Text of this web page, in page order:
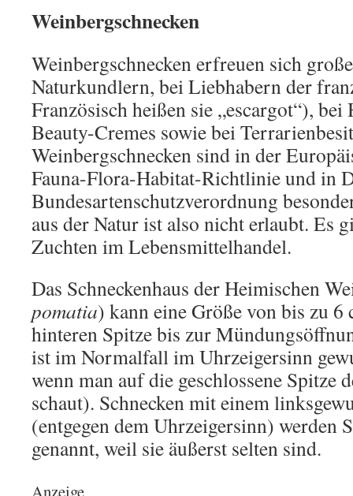
Weinbergschnecken
Weinbergschnecken erfreuen sich
Naturkundlern, bei Liebhabern der
Französisch heißen sie „escargot“),
Beauty-Cremes sowie bei
Weinbergschnecken sind in der
Fauna-Flora-Habitat-Richtlinie und in
Bundesartenschutzverordnung
aus der Natur ist also nicht erlaubt. Es
Zuchten im Lebensmittelhandel.
Das Schneckenhaus der Heimischen
pomatia) kann eine Größe von bis zu 6
hinteren Spitze bis zur
ist im Normalfall im Uhrzeigersinn
wenn man auf die geschlossene Spitze
schaut). Schnecken mit einem
(entgegen dem Uhrzeigersinn) werden
genannt, weil sie äußerst selten sind.
Anzeige